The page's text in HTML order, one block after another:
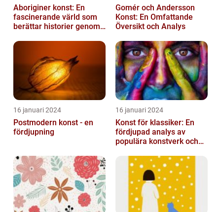
Aboriginer konst: En
fascinerande värld som
berättar historier genom
Gomér och Andersson
Konst: En Omfattande
Översikt och Analys
16 januari 2024
Postmodern konst - en
fördjupning
16 januari 2024
Konst för klassiker: En
fördjupad analys av
populära konstverk och